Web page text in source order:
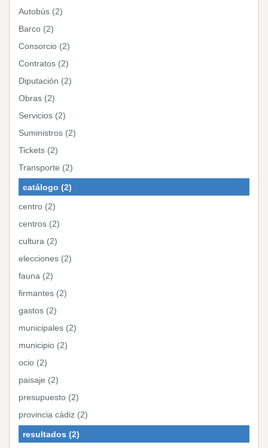
Autobús (2)
Barco (2)
Consorcio (2)
Contratos (2)
Diputación (2)
Obras (2)
Servicios (2)
Suministros (2)
Tickets (2)
Transporte (2)
catálogo (2)
centro (2)
centros (2)
cultura (2)
elecciones (2)
fauna (2)
firmantes (2)
gastos (2)
municipales (2)
municipio (2)
ocio (2)
paisaje (2)
presupuesto (2)
provincia cádiz (2)
resultados (2)